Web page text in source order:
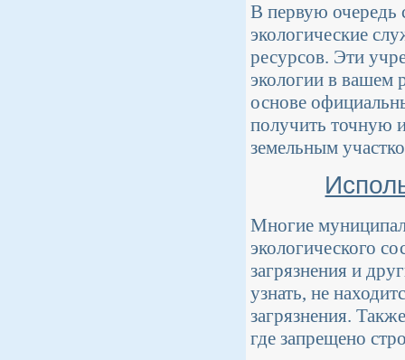
В первую очередь
экологические
ресурсов. Эти
экологии в вашем
основе
получить точную
земельным
Многие
экологического
загрязнения и
узнать, не
загрязнения.
где запрещено